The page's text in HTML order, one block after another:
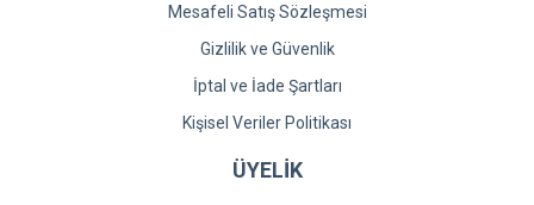
Mesafeli Satış Sözleşmesi
Gizlilik ve Güvenlik
İptal ve İade Şartları
Kişisel Veriler Politikası
ÜYELİK